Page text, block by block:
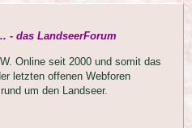
- das LandseerForum
Online seit 2000 und somit das
letzten offenen Webforen
um den Landseer.